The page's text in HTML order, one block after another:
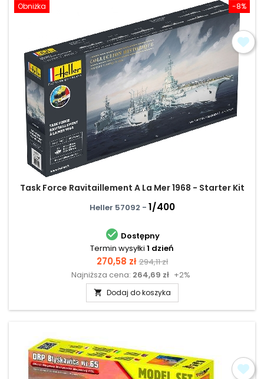
-8%
Obniżka
Task Force Ravitaillement A La Mer 1968 - Starter Kit
Heller 57092 - 1/400
 Dostępny
Termin wysyłki 1 dzień
Cena
270,58 zł Cena
podstawowa
294,11 zł
Najniższa cena: 264,69 zł +2%
 Dodaj do koszyka